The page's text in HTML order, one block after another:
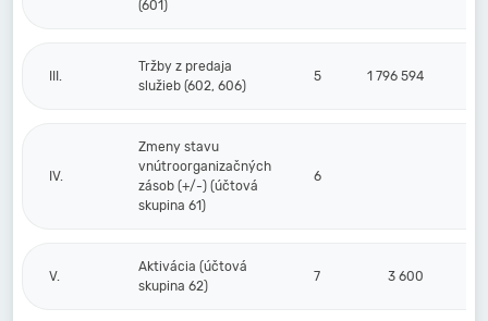
(601)
III.
Tržby z predaja
služieb (602, 606)
5 1 796 594
IV.
Zmeny stavu
vnútroorganizačných
zásob (+/-) (účtová
skupina 61)
6
V.
Aktivácia (účtová
skupina 62)
7 3 600